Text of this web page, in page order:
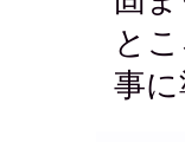
と
事